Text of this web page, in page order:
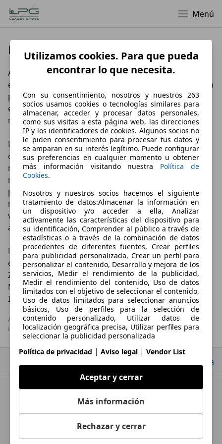
Menú
Datos de empresa
Aunque LPG Leader Store nace en el 2015, 30 años de
experiencia en el sector automovilístico avalan nuestra
profesionalidad. Somos una empresa operativa a nivel
europeo sobre el mercado de V.N V.O - K0 y usados-
recientes con kilometraje limitado.
Las claves de nuestro éxito son la simplicidad
operativa y precios competitivos; nos ajustamos a las
necesidades y exigencias específicas de cada cliente y
no escatimamos esfuerzos en sondear el mercado
para ofrecer el producto más conveniente, de igual
manera contamos con un amplio stock, todos los
vehículos certificados y de procedencia más que
acreditada.
Hemos abierto nuestras puertas  de una nueva
exposición en Zaragoza; estamoS en Tomás
Zumalacárregui nº6
NO DUDE EN CONTACTAR CON NOSOTROS Y PEDIR
INFORMACIÓN .
AutoScout24 S.A.U no se hace responsable de la exactitud de la
información.
Ir arriba
LPG LEADER STORE
Datos de empresa
Utilizamos cookies. Para que pueda
encontrar lo que necesita.
Con su consentimiento, nosotros y nuestros 263
socios usamos cookies o tecnologías similares para
almacenar, acceder y procesar datos personales,
como sus visitas a esta página web, las direcciones
IP y los identificadores de cookies. Algunos socios no
le piden consentimiento para procesar tus datos y
se amparan en su interés legítimo. Puede configurar
sus preferencias en cualquier momento u obtener
más información visitando nuestra Política de
Cookies.
Nosotros y nuestros socios hacemos el siguiente
tratamiento de datos:Almacenar la información en
un dispositivo y/o acceder a ella, Analizar
activamente las características del dispositivo para
su identificación, Comprender al público a través de
estadísticas o a través de la combinación de datos
procedentes de diferentes fuentes, Crear perfiles
para publicidad personalizada, Crear un perfil para
personalizar el contenido, Desarrollo y mejora de los
servicios, Medir el rendimiento de la publicidad,
Medir el rendimiento del contenido, Uso de datos
limitados con el objetivo de seleccionar el contenido,
Uso de datos limitados para seleccionar anuncios
básicos, Uso de perfiles para la selección de
contenido personalizado, Utilizar datos de
localización geográfica precisa, Utilizar perfiles para
seleccionar la publicidad personalizada
Las cookies, los identificadores de dispositivos o los
los identificadores asignados aleatoriamente, los
identificadores basados en la red), junto con otra
información (p. ej., la información y el tipo del
navegador, el idioma, el tamaño de la pantalla, las
tecnologías compatibles, etc.), pueden almacenarse
o leerse en tu dispositivo a fin de reconocerlo
siempre que se conecte a una aplicación o a una
página web para una o varias de los finalidades que
Política de privacidad | Aviso legal | Vendor List
Aceptar y cerrar
Más información
Rechazar y cerrar